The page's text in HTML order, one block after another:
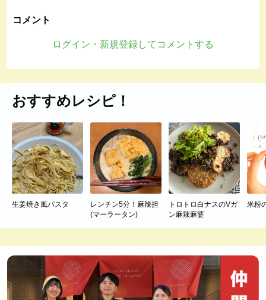
コメント
ログイン・新規登録してコメントする
おすすめレシピ！
生姜焼き風パスタ
レンチン5分！麻辣担
(マーラータン)
トロトロ白ナスのVガ
ン麻辣麻婆
米粉